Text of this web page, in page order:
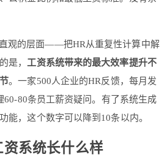
观的层面——把HR从重复性计算中解
是， 工资系统带来的最大效率提升不
。一家500人企业的HR反馈，每月发
60-80条员工薪资疑问。有了系统生成
能，这个数字可以降到10条以内。
系统长什么样